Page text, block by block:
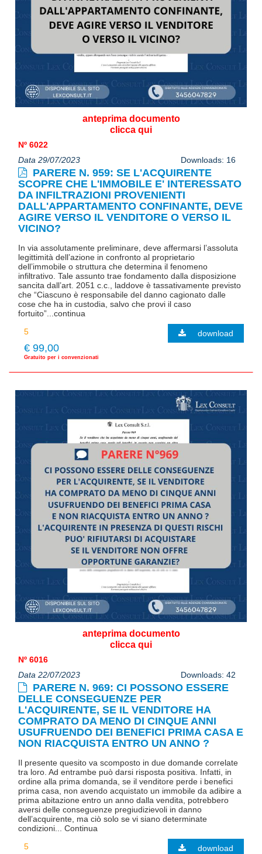
anteprima documento
clicca qui
Nº 6022
Data 29/07/2023
Downloads: 16
PARERE N. 959: SE L'ACQUIRENTE
SCOPRE CHE L'IMMOBILE E' INTERESSATO
DA INFILTRAZIONI PROVENIENTI
DALL'APPARTAMENTO CONFINANTE, DEVE
AGIRE VERSO IL VENDITORE O VERSO IL
VICINO?
In via assolutamente preliminare, deve affermarsi l’assoluta
legittimità dell’azione in confronto al proprietario
dell’immobile o struttura che determina il fenomeno
infiltrativo. Tale assunto trae fondamento dalla disposizione
sancita dall’art. 2051 c.c., laddove è tassativamente previsto
che “Ciascuno è responsabile del danno cagionato dalle
cose che ha in custodia, salvo che provi il caso
fortuito”...continua
€ 99,00
Gratuito per i convenzionati
download
anteprima documento
clicca qui
Nº 6016
Data 22/07/2023
Downloads: 42
PARERE N. 969: CI POSSONO ESSERE
DELLE CONSEGUENZE PER
L'ACQUIRENTE, SE IL VENDITORE HA
COMPRATO DA MENO DI CINQUE ANNI
USUFRUENDO DEI BENEFICI PRIMA CASA E
NON RIACQUISTA ENTRO UN ANNO ?
Il presente quesito va scomposto in due domande correlate
tra loro. Ad entrambe può darsi risposta positiva. Infatti, in
ordine alla prima domanda, se il venditore perde i benefici
prima casa, non avendo acquistato un immobile da adibire a
prima abitazione entro un anno dalla vendita, potrebbero
aversi delle conseguenze pregiudizievoli in danno
dell’acquirente, ma ciò solo se vi siano determinate
condizioni... Continua
download